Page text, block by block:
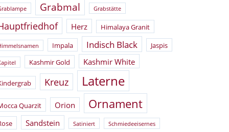
Grabmal Grabstätte
Herz Himalaya Granit
Impala Indisch Black Jaspis
Kashmir Gold Kashmir White
Kreuz Laterne
Quarzit Orion Ornament
Sandstein Satiniert Schmiedeeisernes